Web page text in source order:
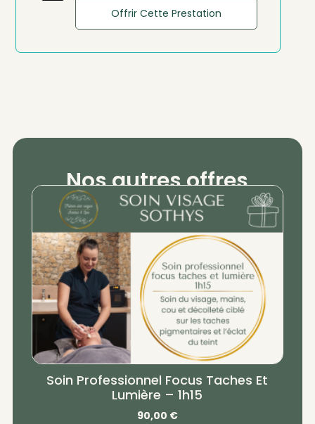
Offrir Cette Prestation
Nos autres offres
Soin Professionnel Focus Taches Et
Lumière – 1h15
90,00 €